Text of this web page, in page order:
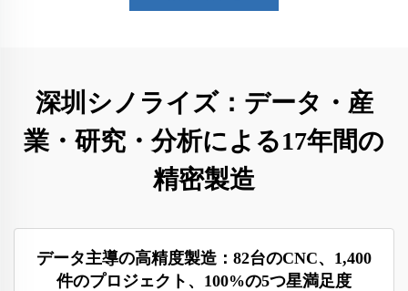
深圳シノライズ：データ・産
業・研究・分析による17年間の
精密製造
データ主導の高精度製造：82台のCNC、1,400
件のプロジェクト、100%の5つ星満足度